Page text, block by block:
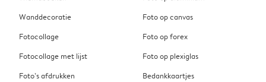
Wanddecoratie
Fotocollage
Fotocollage met lijst
Foto’s afdrukken
Foto op canvas
Foto op forex
Foto op plexiglas
Bedankkaartjes